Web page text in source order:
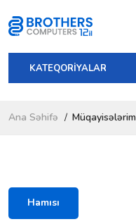
KATEQORİYALAR
Ana Səhifə Müqayisələrim
Hamısı